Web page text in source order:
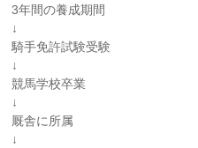
3年間の養成期間
↓
騎手免許試験受験
↓
競馬学校卒業
↓
厩舎に所属
↓